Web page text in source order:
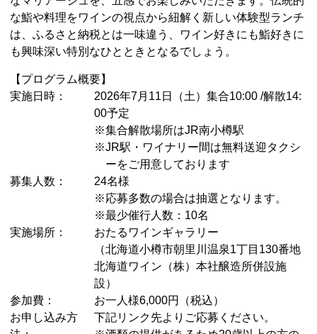
な鮨や料理をワインの視点から紐解く新しい体験型ランチ
は、ふるさと納税とは一味違う、ワイン好きにも鮨好きに
も興味深い特別なひとときとなるでしょう。
【プログラム概要】
実施日時：
2026年7月11日（土）集合10:00 /解散14:
00予定
※集合解散場所はJR南小樽駅
※JR駅・ワイナリー間は無料送迎タクシ
ーをご用意しております
募集人数：
24名様
※応募多数の場合は抽選となります。
※最少催行人数：10名
実施場所：
おたるワインギャラリー
（北海道小樽市朝里川温泉1丁目130番地
北海道ワイン（株）本社醸造所併設施
設）
参加費：
お一人様6,000円（税込）
お申し込み方
下記リンク先よりご応募ください。